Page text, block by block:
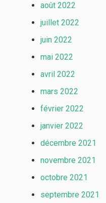
août 2022
juillet 2022
juin 2022
mai 2022
avril 2022
mars 2022
février 2022
janvier 2022
décembre 2021
novembre 2021
octobre 2021
septembre 2021